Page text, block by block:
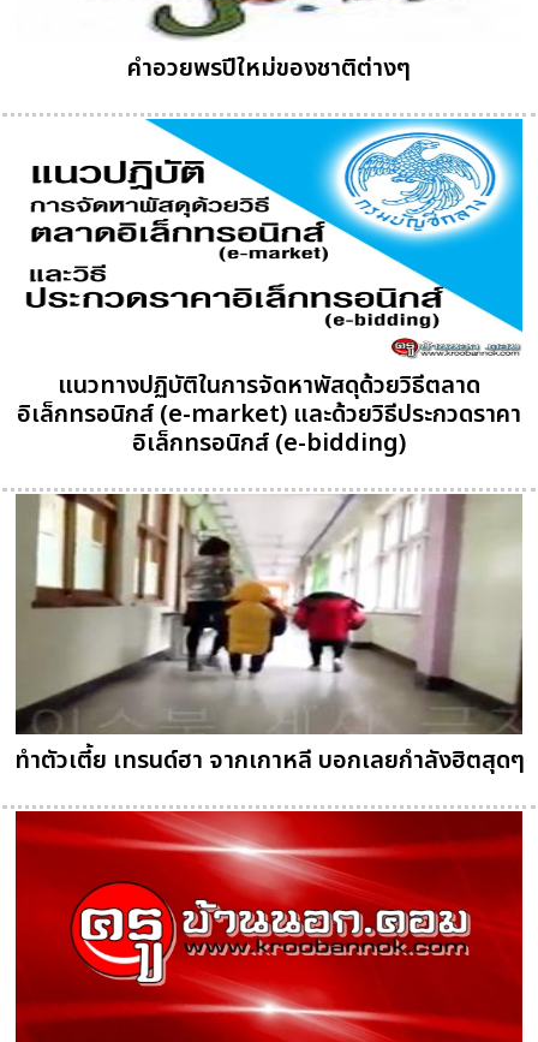
คำอวยพรปีใหม่ของชาติต่างๆ
แนวทางปฏิบัติในการจัดหาพัสดุด้วยวิธีตลาด
อิเล็กทรอนิกส์ (e-market) และด้วยวิธีประกวดราคา
อิเล็กทรอนิกส์ (e-bidding)
ทำตัวเตี้ย เทรนด์ฮา จากเกาหลี บอกเลยกำลังฮิตสุดๆ